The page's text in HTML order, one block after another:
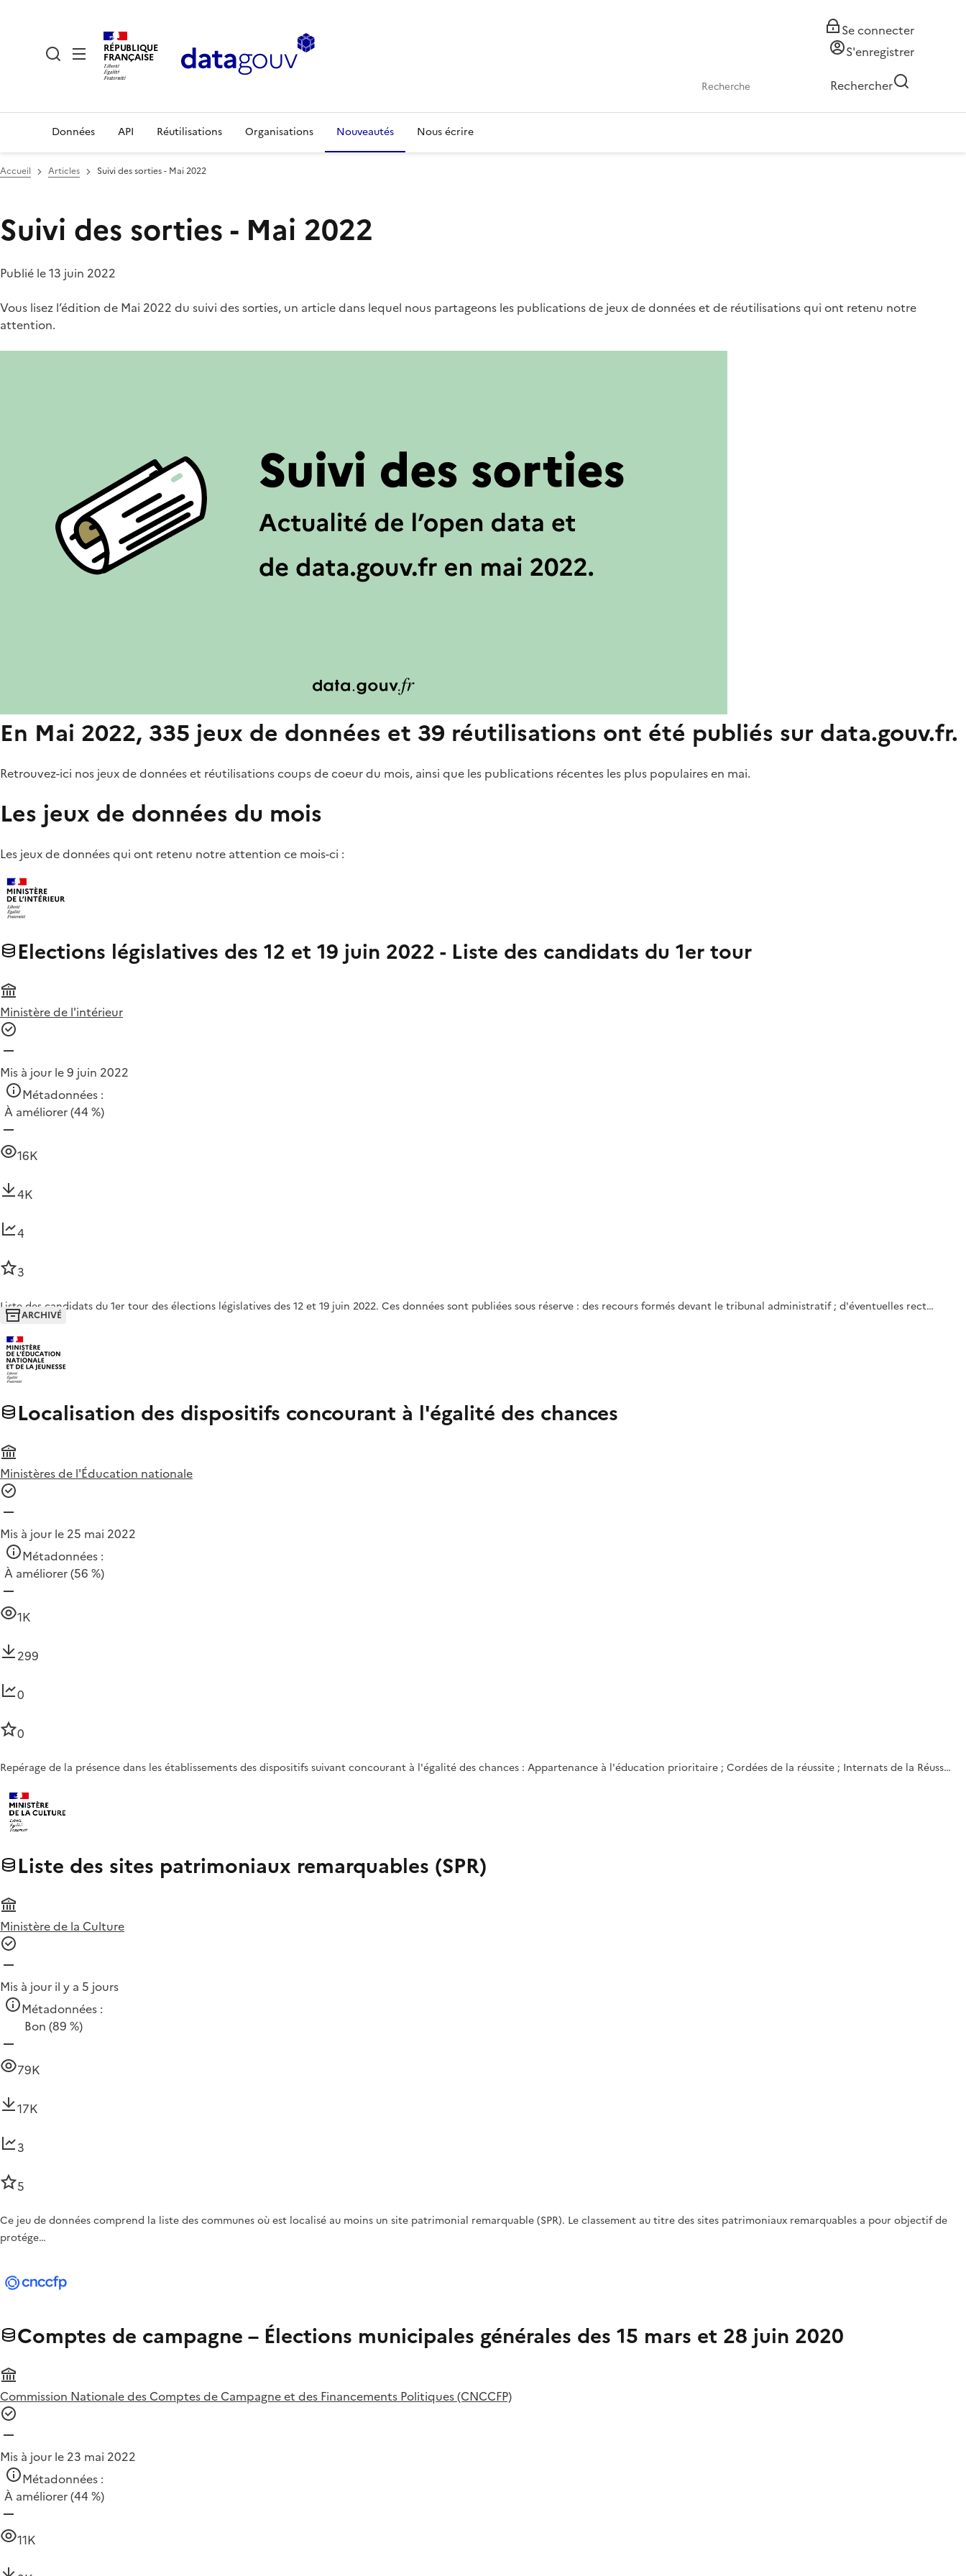
RÉPUBLIQUE
FRANÇAISE
Se connecter
S'enregistrer
Rechercher
Données API Réutilisations Organisations Nouveautés Nous écrire
Accueil Articles Suivi des sorties - Mai 2022
Suivi des sorties - Mai 2022
Publié le 13 juin 2022
Vous lisez l’édition de Mai 2022 du suivi des sorties, un article dans lequel nous partageons les publications de jeux de données et de réutilisations qui ont retenu notre
attention.
En Mai 2022, 335 jeux de données et 39 réutilisations ont été publiés sur data.gouv.fr.
Retrouvez-ici nos jeux de données et réutilisations coups de coeur du mois, ainsi que les publications récentes les plus populaires en mai.
Les jeux de données du mois
Les jeux de données qui ont retenu notre attention ce mois-ci :
Elections législatives des 12 et 19 juin 2022 - Liste des candidats du 1er tour
Ministère de l'intérieur
Mis à jour le 9 juin 2022
Métadonnées :
À améliorer(44 %)
16K
4K
4
3
Liste des candidats du 1er tour des élections législatives des 12 et 19 juin 2022. Ces données sont publiées sous réserve : des recours formés devant le tribunal administratif ; d'éventuelles rect…
ARCHIVÉ
Localisation des dispositifs concourant à l'égalité des chances
Ministères de l'Éducation nationale
Mis à jour le 25 mai 2022
Métadonnées :
À améliorer(56 %)
1K
299
0
0
Repérage de la présence dans les établissements des dispositifs suivant concourant à l'égalité des chances : Appartenance à l'éducation prioritaire ; Cordées de la réussite ; Internats de la Réuss…
Liste des sites patrimoniaux remarquables (SPR)
Ministère de la Culture
Mis à jour il y a 5 jours
Métadonnées :
Bon (89 %)
79K
17K
3
5
Ce jeu de données comprend la liste des communes où est localisé au moins un site patrimonial remarquable (SPR). Le classement au titre des sites patrimoniaux remarquables a pour objectif de
protége…
Comptes de campagne – Élections municipales générales des 15 mars et 28 juin 2020
Commission Nationale des Comptes de Campagne et des Financements Politiques (CNCCFP)
Mis à jour le 23 mai 2022
Métadonnées :
À améliorer(44 %)
11K